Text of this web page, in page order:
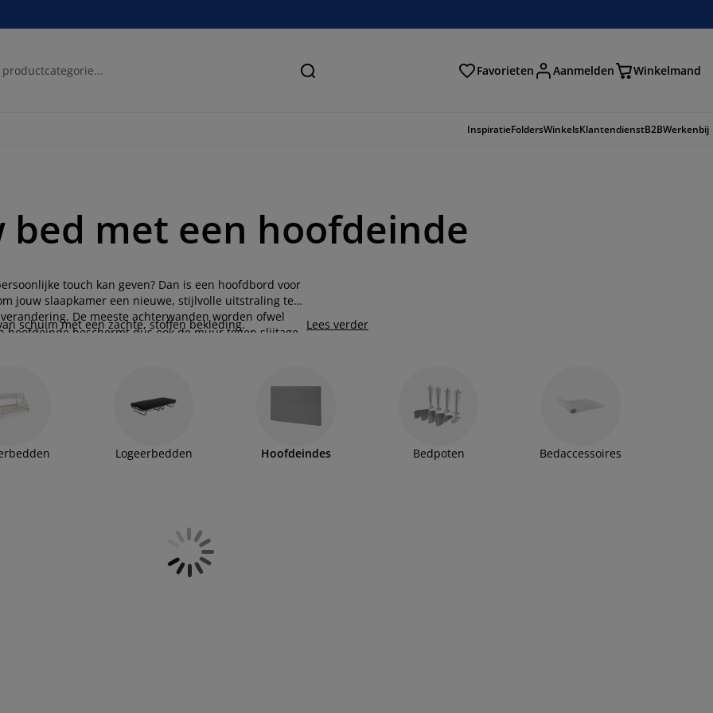
Zoeken Favorieten Aanmelden Winkelmand
InspiratieFoldersWinkelsKlantendienstB2BWerkenbij
bed met een hoofdeinde
touch kan geven? Dan is een hoofdbord voor
jouw slaapkamer een nieuwe, stijlvolle uitstraling te
De meeste achterwanden worden ofwel
beschermt dus ook de muur tegen slijtage.
schuim met een zachte, stoffen bekleding. Lees verder
Logeerbedden Hoofdeindes Bedpoten Bedaccessoires